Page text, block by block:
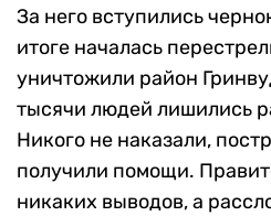
За него вступились
итоге началась
уничтожили район
тысячи людей лишились
Никого не наказали,
получили помощи.
никаких выводов, а